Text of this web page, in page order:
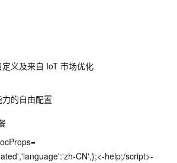
义及来自 IoT 市场优化
的自由配置
CN',};<-help;/script>-